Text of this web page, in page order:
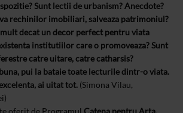
Sunt lectii de urbanism? Anecdote?
rechinilor imobiliari, salveaza patrimoniul?
decat un decor perfect pentru viata
institutiilor care o promoveaza? Sunt
catre uitare, catre catharsis?
pui la bataie toate lecturile dintr-o viata.
ai uitat tot. (Simona Vilau,